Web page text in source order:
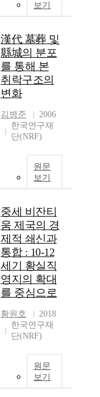
보기
漢代 墓葬 및
縣城의 분포
를 통해 본
취락구조의
변화
김병준
2006
한국연구재
단(NRF)
원문
보기
중세 비잔티
움 제국의 경
제적 쇄신과
통합 : 10-12
세기 황실직
영지의 확대
를 중심으로
황원호
2018
한국연구재
단(NRF)
원문
보기